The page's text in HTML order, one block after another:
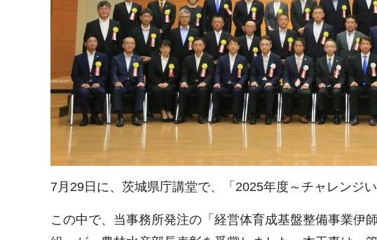
7月29日に、茨城県庁講堂で、「2025年度～チャレンジ
この中で、当事務所発注の「経営体育成基盤整備事業伊